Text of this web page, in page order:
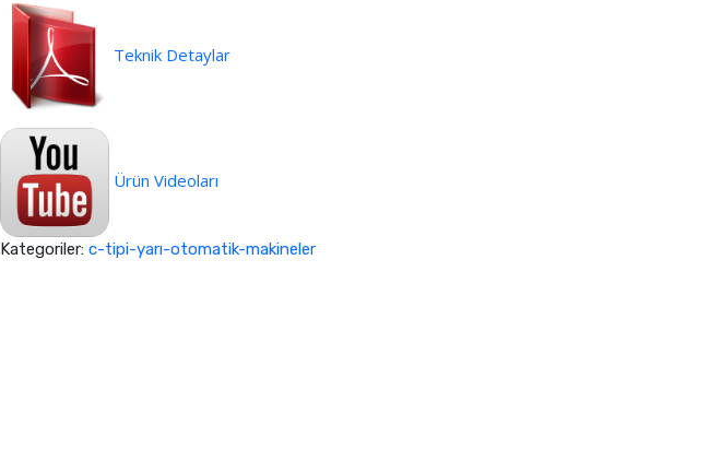
Teknik Detaylar
Ürün Videoları
Kategoriler:c-tipi-yarı-otomatik-makineler